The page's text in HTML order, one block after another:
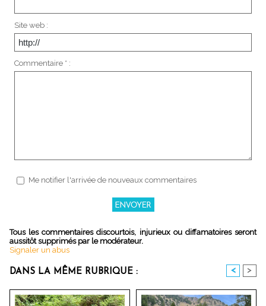
Site web :
Commentaire * :
Me notifier l'arrivée de nouveaux commentaires
Tous les commentaires discourtois, injurieux ou diffamatoires seront
aussitôt supprimés par le modérateur.
Signaler un abus
DANS LA MÊME RUBRIQUE : < >